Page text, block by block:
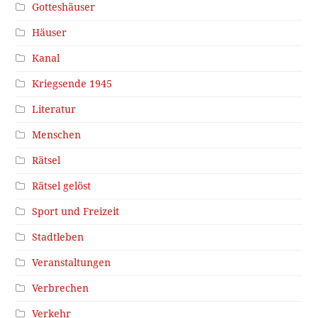
Gotteshäuser
Häuser
Kanal
Kriegsende 1945
Literatur
Menschen
Rätsel
Rätsel gelöst
Sport und Freizeit
Stadtleben
Veranstaltungen
Verbrechen
Verkehr